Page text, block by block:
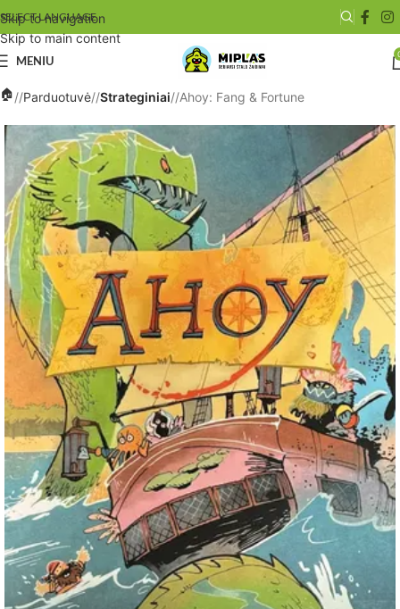
Skip to navigation
Skip to main content
SELECT LANGUAGE
MENIU
/ Parduotuvė/ Strateginiai/ Ahoy: Fang & Fortune